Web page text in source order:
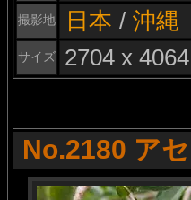
撮影地 日本 / 沖縄
サイズ 2704 x
No.2180 ア